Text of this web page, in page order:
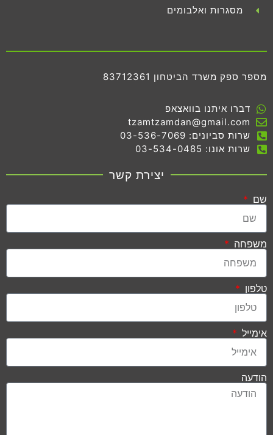
מסגרות ואלבומים
מספר ספק משרד הביטחון 83712361
דברו איתנו בוואצאפ
tzamtzamdan@gmail.com
שרות סביונים: 03-536-7069
שרות אונו: 03-534-0485
יצירת קשר
שם
משפחה
טלפון
אימייל
הודעה